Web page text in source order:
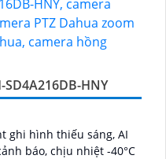
SD4A216DB-HNY
ghi hình thiếu sáng, AI
báo, chịu nhiệt -40°C